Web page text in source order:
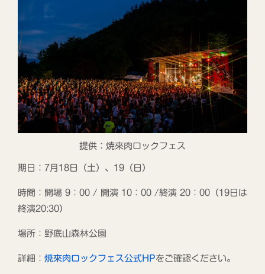
提供：焼來肉ロックフェス
期日：7月18日（土）、19（日）
時間：開場 9：00 / 開演 10：00 /終演 20：00（19日は
終演20:30）
場所：野底山森林公園
詳細： 焼來肉ロックフェス公式HPをご確認ください。